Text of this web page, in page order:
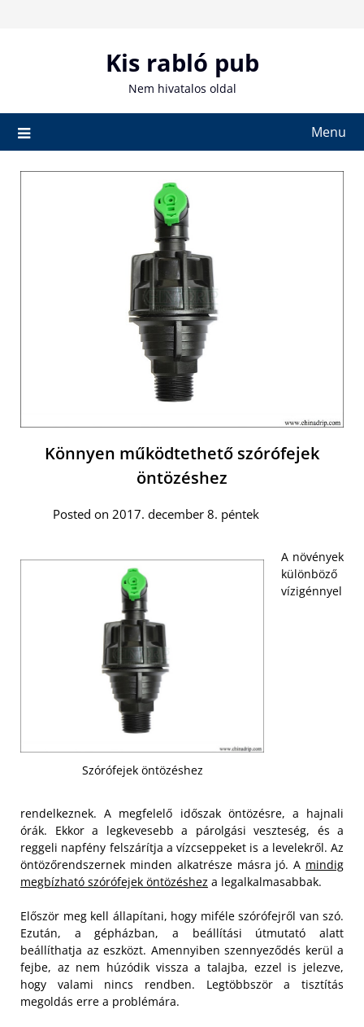
Kis rabló pub
Nem hivatalos oldal
Menu
Könnyen működtethető szórófejek
öntözéshez
Posted on 2017. december 8. péntek
Szórófejek öntözéshez
A növények
különböző
vízigénnyel
rendelkeznek. A megfelelő időszak öntözésre, a hajnali
órák. Ekkor a legkevesebb a párolgási veszteség, és a
reggeli napfény felszárítja a vízcseppeket is a levelekről. Az
öntözőrendszernek minden alkatrésze másra jó. A mindig
megbízható szórófejek öntözéshez a legalkalmasabbak.
Először meg kell állapítani, hogy miféle szórófejről van szó.
Ezután, a gépházban, a beállítási útmutató alatt
beállíthatja az eszközt. Amennyiben szennyeződés kerül a
fejbe, az nem húzódik vissza a talajba, ezzel is jelezve,
hogy valami nincs rendben. Legtöbbször a tisztítás
megoldás erre a problémára.